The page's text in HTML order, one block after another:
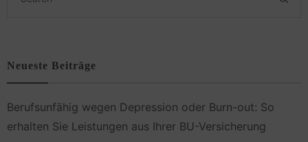
Neueste Beiträge
Berufsunfähig wegen Depression oder Burn-out: So
erhalten Sie Leistungen aus Ihrer BU-Versicherung